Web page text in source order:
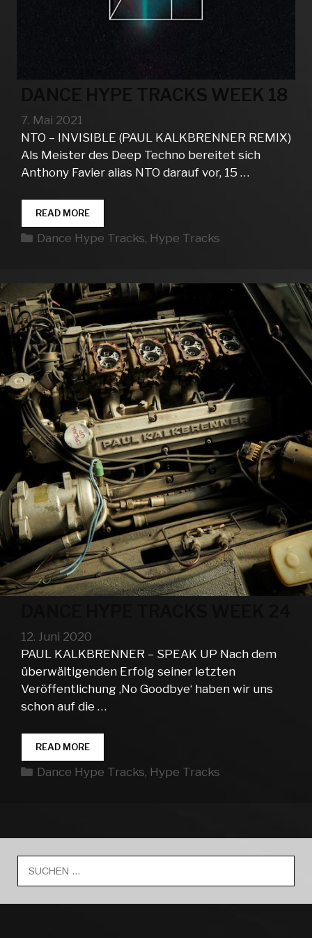
DANCE HYPE TRACKS WEEK 18
7. Mai 2021
NTO – INVISIBLE (PAUL KALKBRENNER REMIX)
Als Meister des Deep Techno bereitet sich
Anthony Favier alias NTO darauf vor, 15 …
READ MOREDANCE
HYPE
TRACKS
Kategorien
Dance Hype Tracks, Hype Tracks
12. Juni 2020
PAUL KALKBRENNER – SPEAK UP Nach dem
überwältigenden Erfolg seiner letzten
Veröffentlichung ‚No Goodbye‘ haben wir uns
schon auf die …
READ MOREDANCE
HYPE
TRACKS
Kategorien
Dance Hype Tracks, Hype Tracks
nach: